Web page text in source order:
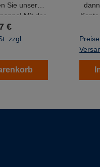
Sie unsere
! Mit der
Sie Ihre
ordentlich
schnell
€
zzgl.